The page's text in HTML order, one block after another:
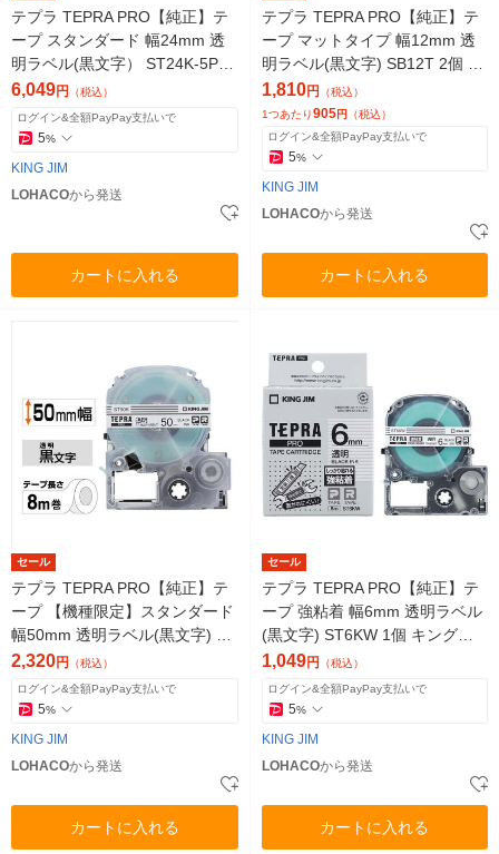
テプラ TEPRA PRO【純正】テ
ープ スタンダード 幅24mm 透
明ラベル(黒文字） ST24K-5P 1
セット（5個入） キングジム
6,049円 （税込）
ログイン&全額PayPay支払いで
5%
KING JIM
LOHACOから発送
カートに入れる
テプラ TEPRA PRO【純正】テ
ープ マットタイプ 幅12mm 透
明ラベル(黒文字) SB12T 2個 キ
ングジム
1,810円
（税込）
1つあたり905円 （税込）
ログイン&全額PayPay支払いで
5%
KING JIM
LOHACOから発送
カートに入れる
セール
テプラ TEPRA PRO【純正】テ
ープ 【機種限定】スタンダード
幅50mm 透明ラベル(黒文字) ST
50K 1個 キングジム
2,320円 （税込）
ログイン&全額PayPay支払いで
5%
KING JIM
LOHACOから発送
カートに入れる
セール
テプラ TEPRA PRO【純正】テ
ープ 強粘着 幅6mm 透明ラベル
(黒文字) ST6KW 1個 キングジ
ム
1,049円 （税込）
ログイン&全額PayPay支払いで
5%
KING JIM
LOHACOから発送
カートに入れる